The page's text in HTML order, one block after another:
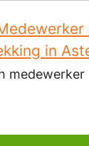
in
medewerker